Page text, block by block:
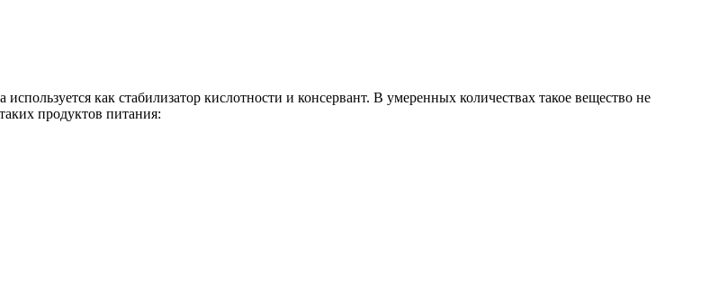
как стабилизатор кислотности и консервант. В умеренных количествах такое вещество не
продуктов питания: